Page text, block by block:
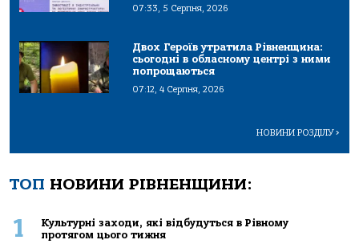
07:33, 5 Серпня, 2026
Двох Героїв утратила Рівненщина:
сьогодні в обласному центрі з ними
попрощаються
07:12, 4 Серпня, 2026
НОВИНИ РОЗДІЛУ>
ТОП НОВИНИ РІВНЕНЩИНИ:
1
Культурні заходи, які відбудуться в Рівному
протягом цього тижня